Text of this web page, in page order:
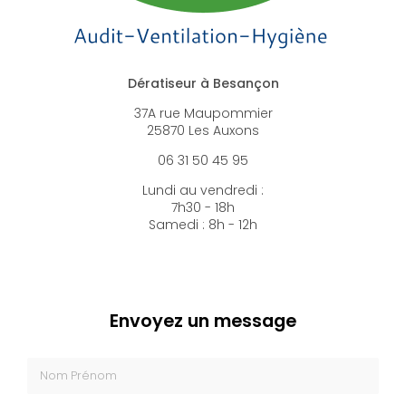
Dératiseur à Besançon
37A rue Maupommier
25870 Les Auxons
06 31 50 45 95
Lundi au vendredi :
7h30 - 18h
Samedi : 8h - 12h
Envoyez un message